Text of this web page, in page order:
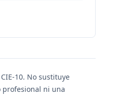
10. No sustituye
ni una